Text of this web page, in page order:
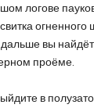
логове
огненного
вы
проёме.
в